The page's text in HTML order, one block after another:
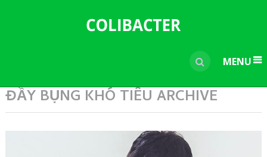
MENU
ĐẦY BỤNG KHÓ TIÊU ARCHIVE